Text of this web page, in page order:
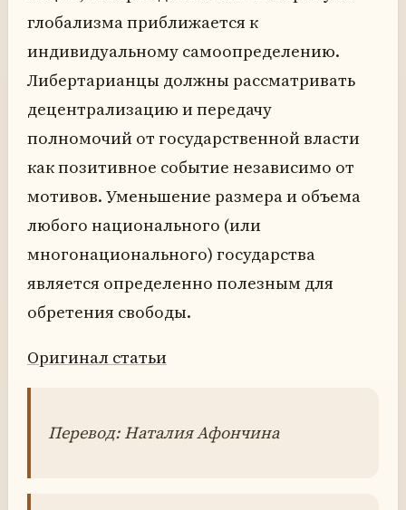
глобализма приближается к
индивидуальному самоопределению.
Либертарианцы должны рассматривать
децентрализацию и передачу
полномочий от государственной власти
как позитивное событие независимо от
мотивов. Уменьшение размера и объема
любого национального (или
многонационального) государства
является определенно полезным для
обретения свободы.
Оригинал статьи
Перевод: Наталия Афончина